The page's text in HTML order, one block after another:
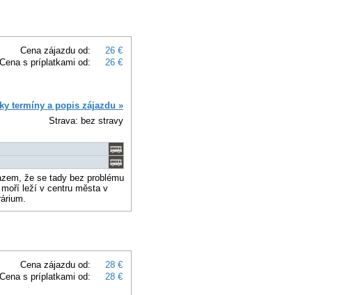
Cena zájazdu od:
26 €
Cena s príplatkami od:
26 €
termíny a popis zájazdu »
Strava: bez stravy
že se tady bez problému
leží v centru města v
Cena zájazdu od:
28 €
Cena s príplatkami od:
28 €